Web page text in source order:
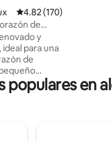
Calificación promedio:
4.82 (170)
de
y
para una
de
de la
paso del
cama de
populares en